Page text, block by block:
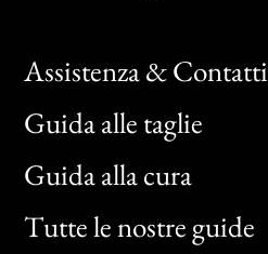
Assistenza & Contatti
Guida alle taglie
Guida alla cura
Tutte le nostre guide